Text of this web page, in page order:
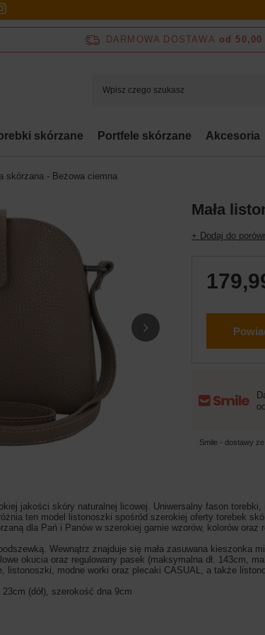
DARMOWA DOSTAWA od 50,00
skórzane Portfele skórzane Akcesoria
skórzana - Beżowa ciemna
Mała
+ Dodaj do
Smile - dostawy
jakości skóry naturalnej licowej. Uniwersalny fason torebki,
ten model listonoszki spośród szerokiej oferty torebek
dla Pań i Panów w szerokiej gamie wzorów, kolorów oraz
Wewnątrz znajduje się mała zasuwana
okucia oraz regulowany pasek (maksymalna dł. 143cm,
listonoszki, modne worki oraz plecaki CASUAL, a także
(dół), szerokość dna 9cm